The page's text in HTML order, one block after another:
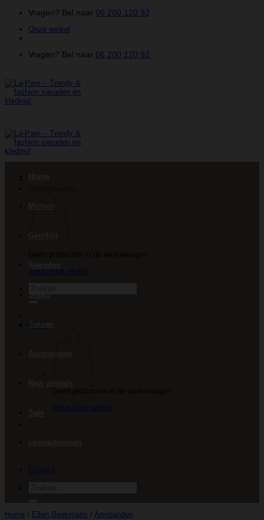
inhoud
Vragen? Bel naar 06 200 120 92
Onze winkel
Vragen? Bel naar 06 200 120 92
Terug naar winkel
€0.00
Tassen
Home / Ellen Beekmans / Armbanden